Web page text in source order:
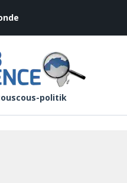
politik